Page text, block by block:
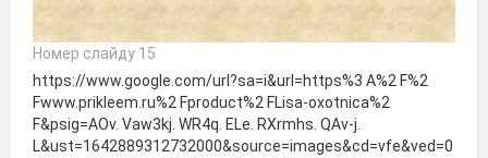
Номер слайду 15
https://www.google.com/url?sa=i&url=https%3 A%2 F%2
Fwww.prikleem.ru%2 Fproduct%2 FLisa-oxotnica%2
F&psig=AOv. Vaw3kj. WR4q. ELe. RXrmhs. QAv-j.
L&ust=1642889312732000&source=images&cd=vfe&ved=0